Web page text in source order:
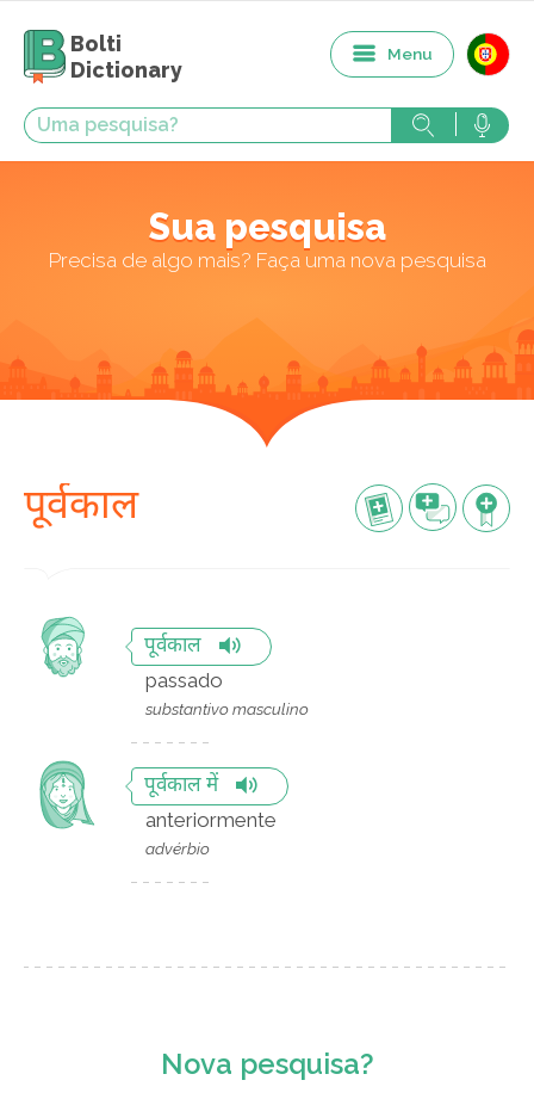
Bolti
Dictionary
Menu
Sua pesquisa
Precisa de algo mais? Faça uma nova pesquisa
पूर्वकाल
पूर्वकाल
passado
substantivo masculino
पूर्वकाल में
anteriormente
advérbio
Nova pesquisa?